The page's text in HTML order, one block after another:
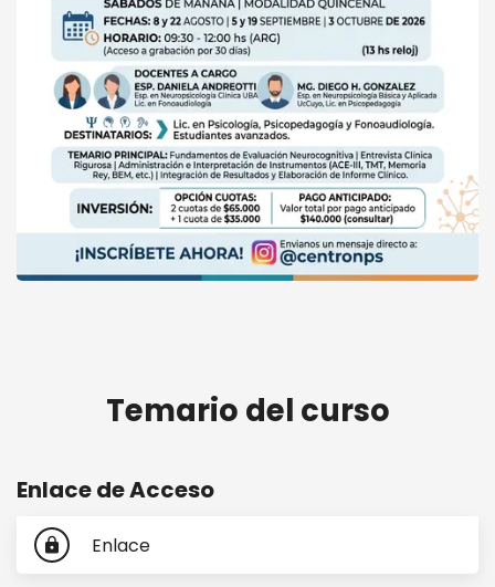
Temario del curso
Enlace de Acceso
lock Enlace